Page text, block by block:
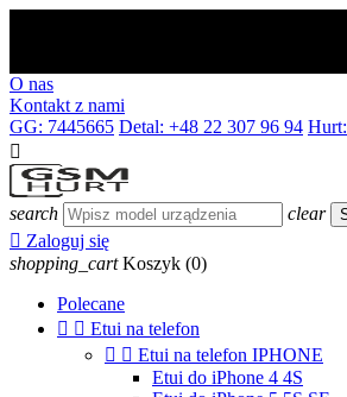
O nas
Kontakt z nami
GG: 7445665 Detal: +48 22 307 96 94

search clear
 Zaloguj się
shopping_cart Koszyk (0)
Polecane
  Etui na telefon
  Etui na telefon IPHONE
Etui do iPhone 4 4S